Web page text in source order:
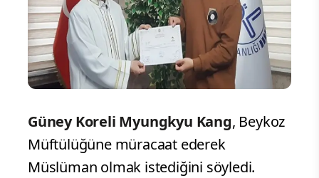
Güney Koreli Myungkyu Kang, Beykoz
Müftülüğüne müracaat ederek
Müslüman olmak istediğini söyledi.